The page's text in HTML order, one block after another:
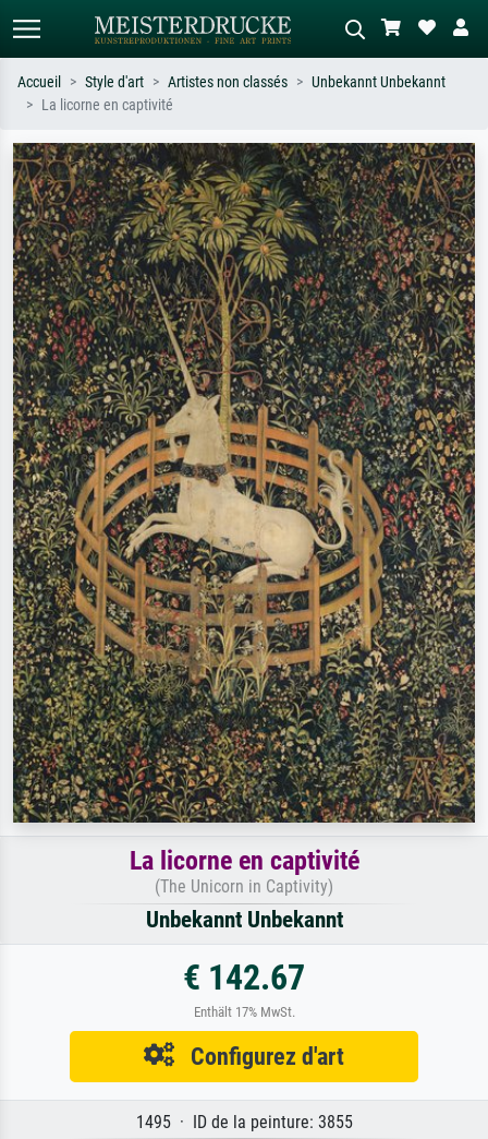
Recherchez par artiste, titre ou style –
ex. Monet, Nuit étoilée,
impressionnisme, vague de Hokusai,
nu.
Décrivez la scène – ex. prairie verte,
abstrait avec beaucoup de rouge,
tableau sombre, nu debout près d'un
arbre.
Accueil Style d'art Artistes non classés
Unbekannt Unbekannt
La licorne en captivité
La licorne en captivité
(The Unicorn in Captivity)
Unbekannt Unbekannt
€ 142.67
Enthält 17% MwSt.
Configurez d'art
1495 · ID de la peinture: 3855